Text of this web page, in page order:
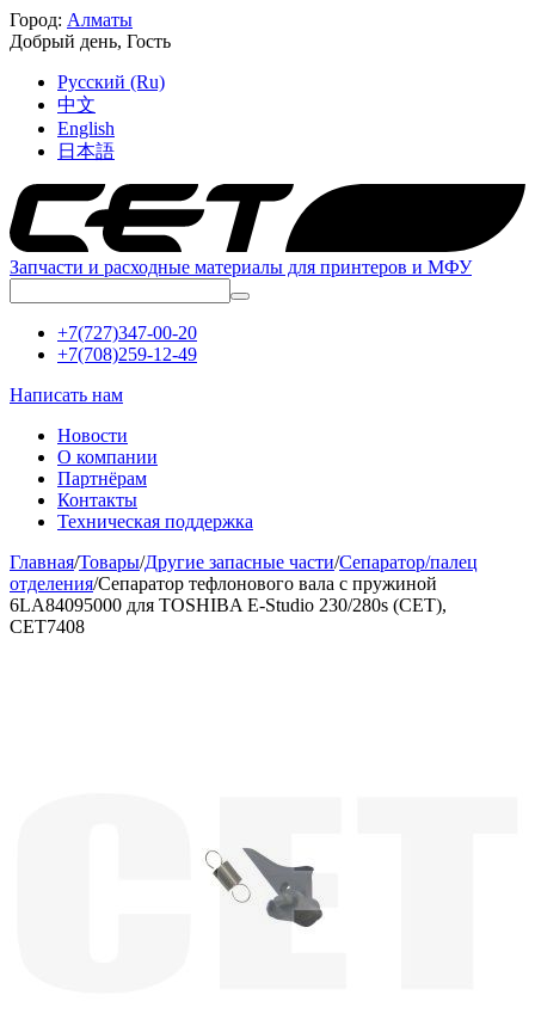
Город: Алматы
Добрый день, Гость
Русский (Ru)
中文
English
日本語
Запчасти и расходные материалы для принтеров и МФУ
+7(727)347-00-20
+7(708)259-12-49
Написать нам
Новости
О компании
Партнёрам
Контакты
Техническая поддержка
Главная/Товары/Другие запасные части/Сепаратор/палец
отделения/Сепаратор тефлонового вала с пружиной
6LA84095000 для TOSHIBA E-Studio 230/280s (CET),
CET7408